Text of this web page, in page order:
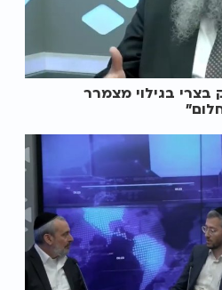
בגילוי מצמרר